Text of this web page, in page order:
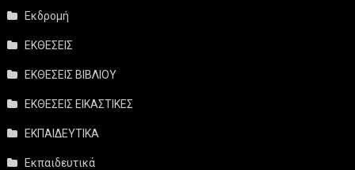
Εκδρομή
ΕΚΘΕΣΕΙΣ
ΕΚΘΕΣΕΙΣ ΒΙΒΛΙΟΥ
ΕΚΘΕΣΕΙΣ ΕΙΚΑΣΤΙΚΕΣ
ΕΚΠΑΙΔΕΥΤΙΚΑ
Εκπαιδευτικά